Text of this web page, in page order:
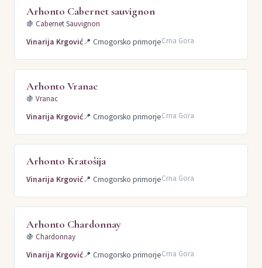
Arhonto Cabernet sauvignon
🍇 Cabernet Sauvignon
Vinarija Krgović📍 Crnogorsko primorjeCrna Gora
Arhonto Vranac
🍇 Vranac
Vinarija Krgović📍 Crnogorsko primorjeCrna Gora
Arhonto Kratošija
Vinarija Krgović📍 Crnogorsko primorjeCrna Gora
Arhonto Chardonnay
🍇 Chardonnay
Vinarija Krgović📍 Crnogorsko primorjeCrna Gora